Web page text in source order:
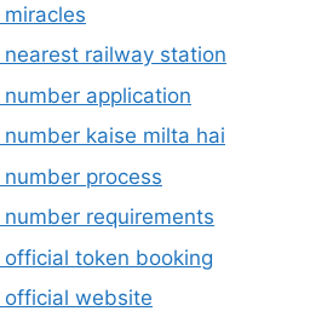
railway station
application
kaise milta hai
process
requirements
token booking
official website